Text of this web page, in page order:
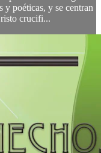
y poéticas, y se centran
crucifi...